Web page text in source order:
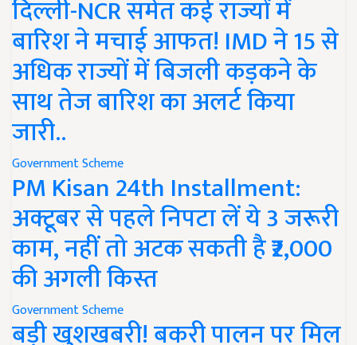
दिल्ली-NCR समेत कई राज्यों में
बारिश ने मचाई आफत! IMD ने 15 से
अधिक राज्यों में बिजली कड़कने के
साथ तेज बारिश का अलर्ट किया
जारी..
Government Scheme
PM Kisan 24th Installment:
अक्टूबर से पहले निपटा लें ये 3 जरूरी
काम, नहीं तो अटक सकती है ₹2,000
की अगली किस्त
Government Scheme
बड़ी खुशखबरी! बकरी पालन पर मिल